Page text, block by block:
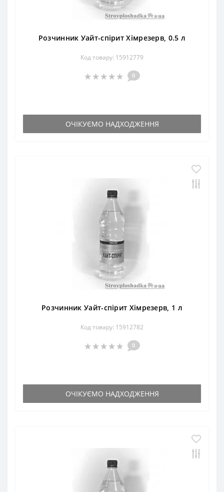
Розчинник Уайт-спірит Хімрезерв, 0.5 л
Код товару: 15912779
0
ОЧІКУЄМО НАДХОДЖЕННЯ
Розчинник Уайт-спірит Хімрезерв, 1 л
Код товару: 15912782
0
ОЧІКУЄМО НАДХОДЖЕННЯ